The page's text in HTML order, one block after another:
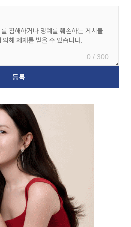
0 / 300